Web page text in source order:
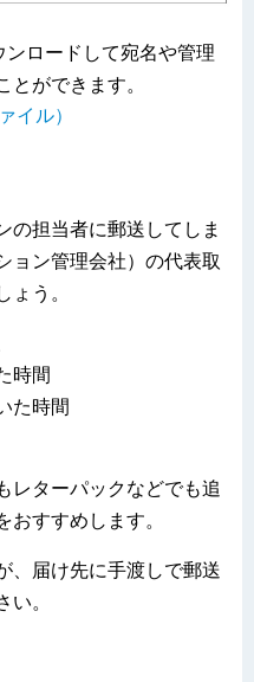
ロードして宛名や管理
とができます。
イル）
の担当者に郵送してしま
ョン管理会社）の代表取
ょう。
時間
た時間
レターパックなどでも追
おすすめします。
、届け先に手渡しで郵送
い。